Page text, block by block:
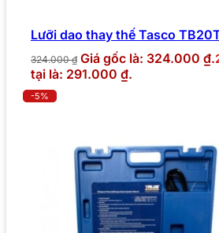
Lưỡi dao thay thế Tasco
324.000₫ Giá gốc là: 324.000 ₫.
tại là: 291.000 ₫.
-5%